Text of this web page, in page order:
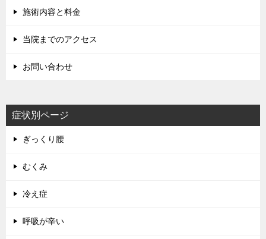
施術内容と料金
当院までのアクセス
お問い合わせ
症状別ページ
ぎっくり腰
むくみ
冷え症
呼吸が辛い